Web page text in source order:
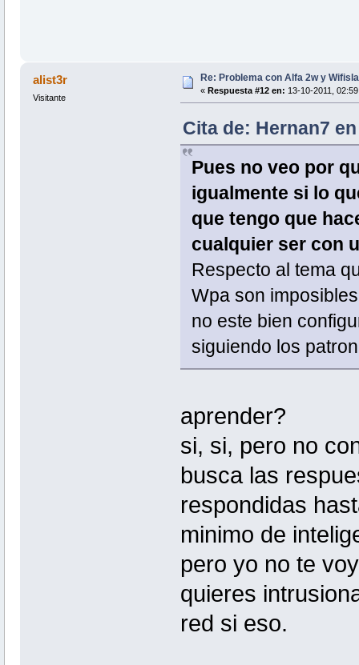
alist3r
Visitante
Re: Problema con Alfa 2w y
« Respuesta #12 en: 13-10-2011,
Cita de: Hernan7
Pues no veo por
igualmente si lo
que tengo que
cualquier ser con
Respecto al tema
Wpa son
no este bien
siguiendo los
aprender?
si, si, pero no
busca las
respondidas
minimo de
pero yo no te
quieres
red si eso.